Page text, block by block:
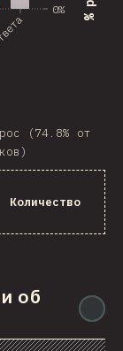
0%
(74.8% от
Количество
об